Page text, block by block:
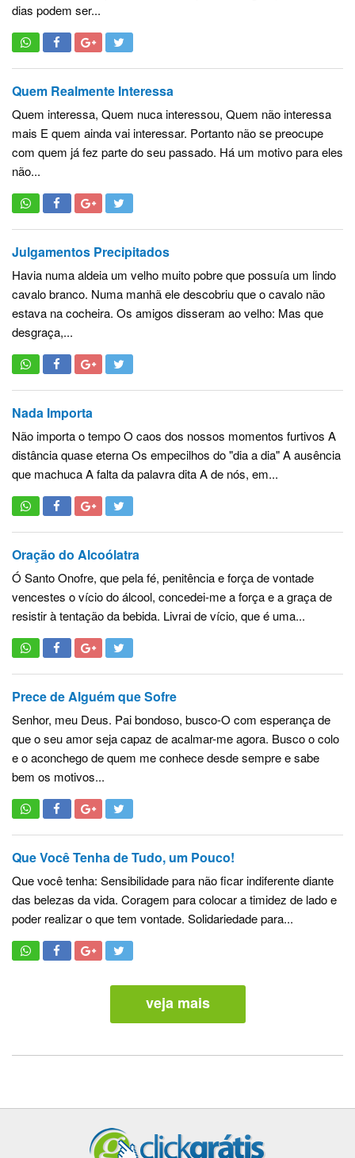
dias podem ser...
Quem Realmente Interessa
Quem interessa, Quem nuca interessou, Quem não interessa
mais E quem ainda vai interessar. Portanto não se preocupe
com quem já fez parte do seu passado. Há um motivo para eles
não...
Julgamentos Precipitados
Havia numa aldeia um velho muito pobre que possuía um lindo
cavalo branco. Numa manhã ele descobriu que o cavalo não
estava na cocheira. Os amigos disseram ao velho: Mas que
desgraça,...
Nada Importa
Não importa o tempo O caos dos nossos momentos furtivos A
distância quase eterna Os empecilhos do "dia a dia" A ausência
que machuca A falta da palavra dita A de nós, em...
Oração do Alcoólatra
Ó Santo Onofre, que pela fé, penitência e força de vontade
vencestes o vício do álcool, concedei-me a força e a graça de
resistir à tentação da bebida. Livrai de vício, que é uma...
Prece de Alguém que Sofre
Senhor, meu Deus. Pai bondoso, busco-O com esperança de
que o seu amor seja capaz de acalmar-me agora. Busco o colo
e o aconchego de quem me conhece desde sempre e sabe
bem os motivos...
Que Você Tenha de Tudo, um Pouco!
Que você tenha: Sensibilidade para não ficar indiferente diante
das belezas da vida. Coragem para colocar a timidez de lado e
poder realizar o que tem vontade. Solidariedade para...
veja mais